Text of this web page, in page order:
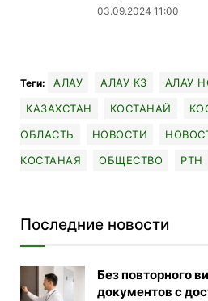
03.09.2024 11:00
Теги: АЛАУ АЛАУ КЗ АЛАУ
КАЗАХСТАН
КОСТАНАЙ
ОБЛАСТЬ
НОВОСТИ
КОСТАНАЯ
ОБЩЕСТВО РТН
Последние новости
Без повторного
документов с